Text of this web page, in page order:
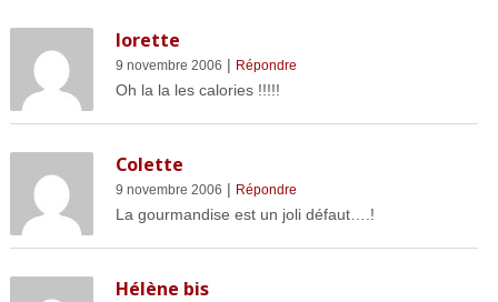
lorette
9 novembre 2006 | Répondre
Oh la la les calories !!!!!
Colette
9 novembre 2006 | Répondre
La gourmandise est un joli défaut….!
Hélène bis